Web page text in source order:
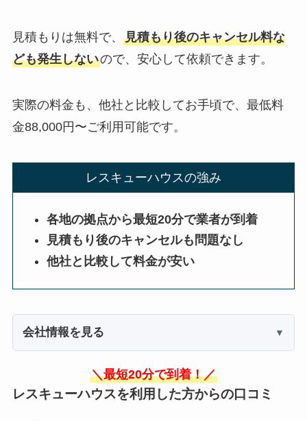
見積もりは無料で、 見積もり後のキャンセル料な
ども発生しないので、安心して依頼できます。
実際の料金も、他社と比較してお手頃で、最低料
金88,000円〜ご利用可能です。
レスキューハウスの強み
各地の拠点から最短20分で業者が到着
見積もり後のキャンセルも問題なし
他社と比較して料金が安い
会社情報を見る
＼最短20分で到着！／
レスキューハウスを利用した方からの口コミ